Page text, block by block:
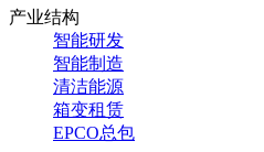
产业结构
智能研发
智能制造
清洁能源
箱变租赁
EPCO总包